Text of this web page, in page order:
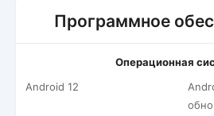
Программное
Операционная
Android 12